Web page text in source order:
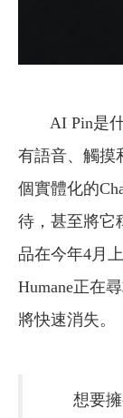
AI Pin是
有語音、觸摸
個實體化的
待，甚至將它
品在今年4月
Humane正在
將快速消失。
想要擁